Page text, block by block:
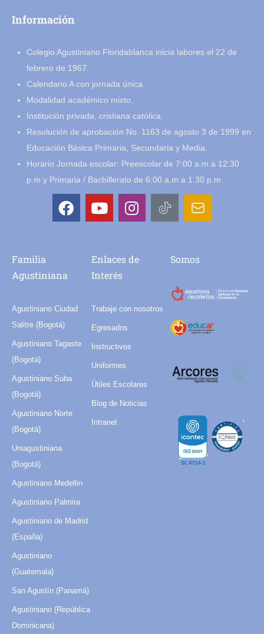
Información
Colegio Agustiniano Floridablanca inicia labores el 22 de
febrero de 1967.
Calendario A con jornada única.
Modalidad académico mixto.
Institución privada, cristiana católica.
Resolución de aprobación No. 1163 de agosto 3 de 1999 en
Educación Básica Primaria, Secundaria y Media.
Horario Jornada escolar: Preescolar de 7:00 a.m a 12:30
p.m y Primaria / Bachillerato de 6:00 a.m a 1:30 p.m
Familia
Agustiniana
Agustiniano Ciudad
Salitre (Bogotá)
Agustiniano Tagaste
(Bogotá)
Agustiniano Suba
(Bogotá)
Agustiniano Norte
(Bogotá)
Uniagustiniana
(Bogotá)
Agustiniano Medellin
Agustiniano Palmira
Agustiniano de Madrid
(España)
Agustiniano
(Guatemala)
San Agustín (Panamá)
Agustiniano (República
Dominicana)
Enlaces de
Interés
Trabaje con nosotros
Egresados
Instructivos
Uniformes
Útiles Escolares
Blog de Noticias
Intranet
Somos